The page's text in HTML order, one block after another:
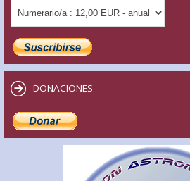
DONACIONES